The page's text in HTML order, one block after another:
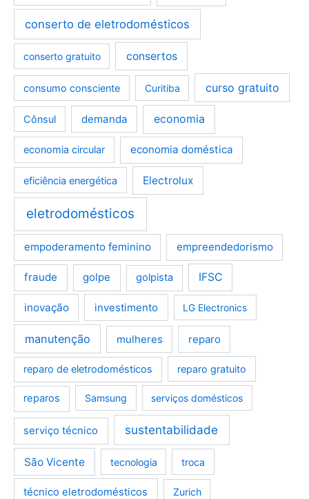
conserto de eletrodomésticos
conserto gratuito consertos
consumo consciente Curitiba curso gratuito
Cônsul demanda economia
economia circular economia doméstica
eficiência energética Electrolux
eletrodomésticos
empoderamento feminino empreendedorismo
fraude golpe golpista IFSC
inovação investimento LG Electronics
manutenção mulheres reparo
reparo de eletrodomésticos reparo gratuito
reparos Samsung serviços domésticos
serviço técnico sustentabilidade
São Vicente tecnologia troca
técnico eletrodomésticos Zurich